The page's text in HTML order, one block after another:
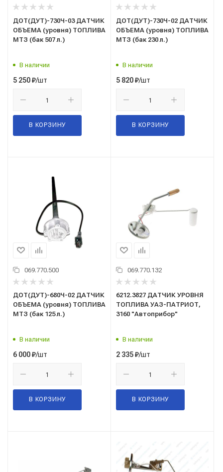
ДОТ(ДУТ)-730Ч-03 ДАТЧИК
ОБЪЕМА (уровня) ТОПЛИВА
МТЗ (бак 507 л.)
В наличии
5 250₽/шт
В КОРЗИНУ
ДОТ(ДУТ)-730Ч-02 ДАТЧИК
ОБЪЕМА (уровня) ТОПЛИВА
МТЗ (бак 230 л.)
В наличии
5 820₽/шт
В КОРЗИНУ
069.770.500
ДОТ(ДУТ)-680Ч-02 ДАТЧИК
ОБЪЕМА (уровня) ТОПЛИВА
МТЗ (бак 125 л.)
В наличии
6 000₽/шт
В КОРЗИНУ
069.770.132
6212.3827 ДАТЧИК УРОВНЯ
ТОПЛИВА УАЗ-ПАТРИОТ,
3160 "Автоприбор"
В наличии
2 335₽/шт
В КОРЗИНУ